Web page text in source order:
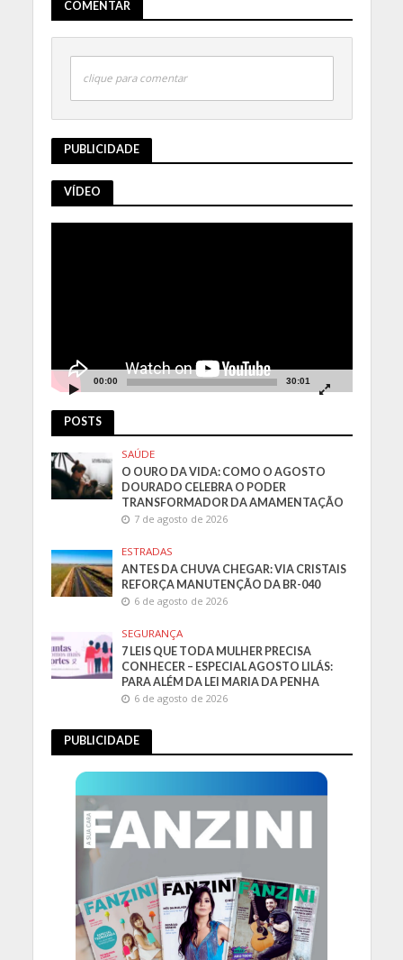
COMENTAR
clique para comentar
PUBLICIDADE
VÍDEO
00:00 30:01
POSTS
SAÚDE
O OURO DA VIDA: COMO O AGOSTO
DOURADO CELEBRA O PODER
TRANSFORMADOR DA AMAMENTAÇÃO
7 de agosto de 2026
ESTRADAS
ANTES DA CHUVA CHEGAR: VIA CRISTAIS
REFORÇA MANUTENÇÃO DA BR-040
6 de agosto de 2026
SEGURANÇA
7 LEIS QUE TODA MULHER PRECISA
CONHECER – ESPECIAL AGOSTO LILÁS:
PARA ALÉM DA LEI MARIA DA PENHA
6 de agosto de 2026
PUBLICIDADE